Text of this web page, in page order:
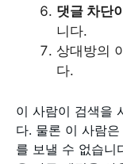
댓글 차단이
니다.
상대방의
다.
이 사람이 검색을
다. 물론 이 사람
를 보낼 수 없습니